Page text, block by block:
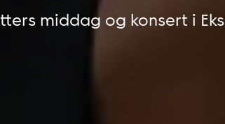
middag og konsert i